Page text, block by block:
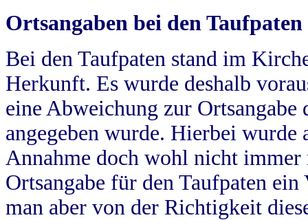
Ortsangaben bei den Taufpaten
Bei den Taufpaten stand im
Herkunft. Es wurde deshalb
eine Abweichung zur
angegeben wurde. Hierbei wurde
Annahme doch wohl nicht
Ortsangabe für den Taufpaten
man aber von der Richtigkeit